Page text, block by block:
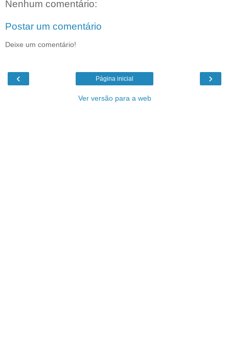
Nenhum comentário:
Postar um comentário
Deixe um comentário!
‹ ›
Página inicial
Ver versão para a web